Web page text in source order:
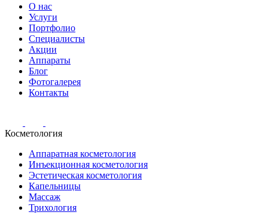
О нас
Услуги
Портфолио
Специалисты
Акции
Аппараты
Блог
Фотогалерея
Контакты
Косметология
Аппаратная косметология
Инъекционная косметология
Эстетическая косметология
Капельницы
Массаж
Трихология